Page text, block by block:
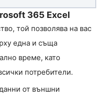
365 Excel
той позволява на вас
една и съща
време, като
потребители.
от външни